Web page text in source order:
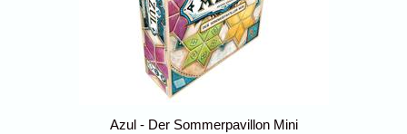
Azul - Der Sommerpavillon Mini